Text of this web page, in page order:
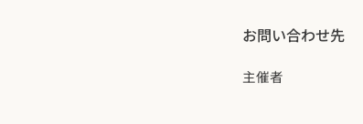
お問い合わせ先
主催者